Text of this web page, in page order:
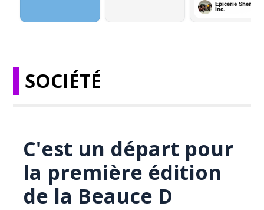
SOCIÉTÉ
C'est un départ pour
la première édition
de la Beauce D